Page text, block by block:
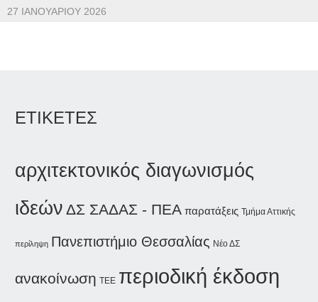
27 ΙΑΝΟΥΑΡΊΟΥ 2026
ΕΤΙΚΕΤΕΣ
αρχιτεκτονικός διαγωνισμός
ιδεών ΔΣ ΣΑΔΑΣ - ΠΕΑ παρατάξεις Τμήμα Αττικής
περίληψη Πανεπιστήμιο Θεσσαλίας Νέο ΔΣ
ανακοίνωση ΤΕΕ περιοδική έκδοση